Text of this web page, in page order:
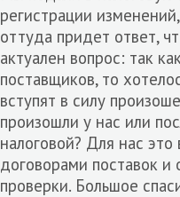
регистрации
оттуда придет ответ,
актуален вопрос: так
поставщиков, то
вступят в силу
произошли у нас или
налоговой? Для нас
договорами поставок и
проверки. Большое